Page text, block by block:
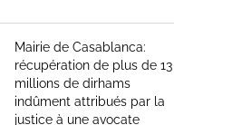
Mairie de Casablanca:
récupération de plus de 13
millions de dirhams
indûment attribués par la
justice à une avocate